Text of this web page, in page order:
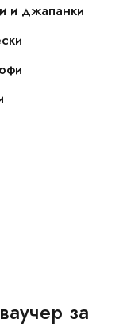
и джапанки
за